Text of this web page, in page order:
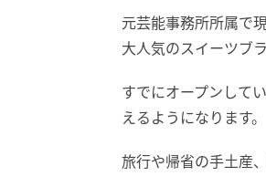
元芸能事務所所属で
大人気のスイーツブ
すでにオープンして
えるようになります。
旅行や帰省の手土産